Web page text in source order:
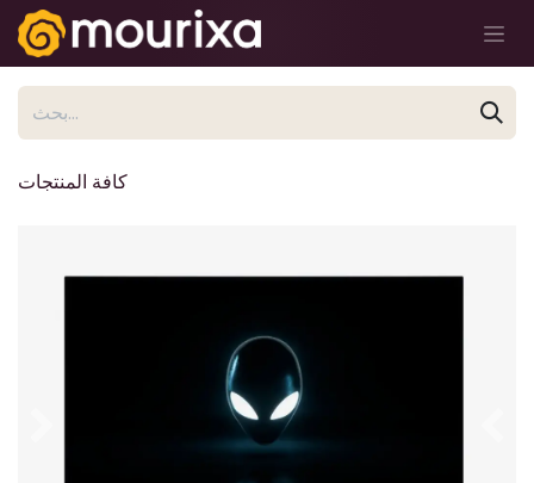
تخطي للذهاب إلى المحتوى
كافة المنتجات